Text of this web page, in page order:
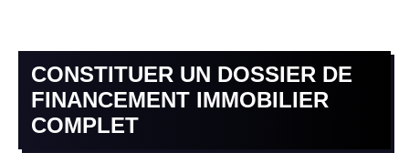
CONSTITUER UN DOSSIER DE
FINANCEMENT IMMOBILIER
COMPLET